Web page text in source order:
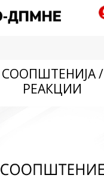
СООПШТЕНИЈА /
РЕАКЦИИ